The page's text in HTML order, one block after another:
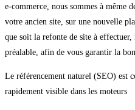
e-commerce, nous sommes à même
votre ancien site, sur une nouvelle
que soit la refonte de site à effectuer,
préalable, afin de vous garantir la
Le référencement naturel (SEO) est
rapidement visible dans les moteurs